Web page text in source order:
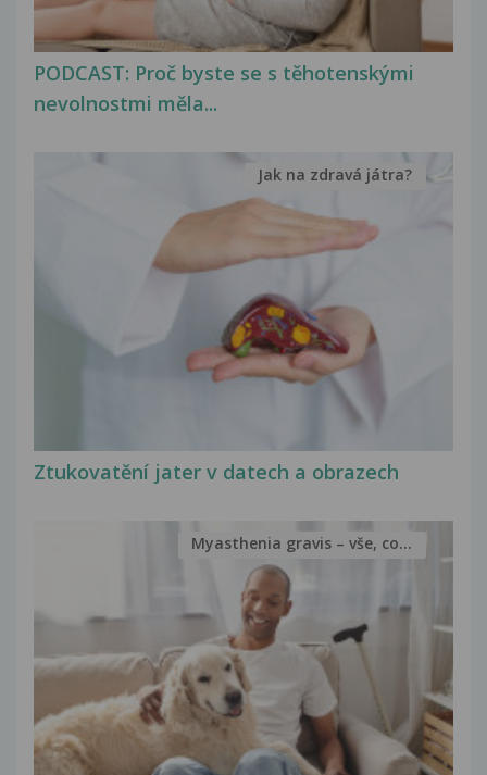
PODCAST: Proč byste se s těhotenskými
nevolnostmi měla...
Ztukovatění jater v datech a obrazech
Jak na zdravá játra?
Myasthenia gravis – vše, co...